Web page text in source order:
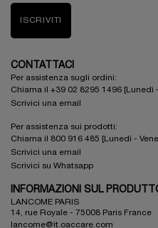
ISCRIVITI
CONTATTACI
Per assistenza sugli ordini:
Chiama il +39 02 8295 1496 [Lunedì
Scrivici una email
Per assistenza sui prodotti:
Chiama il 800 916 485 [Lunedì -
Scrivici una email
Scrivici su Whatsapp
INFORMAZIONI SUL
LANCOME PARIS
14, rue Royale - 75008 Paris France
lancome@it.oaccare.com